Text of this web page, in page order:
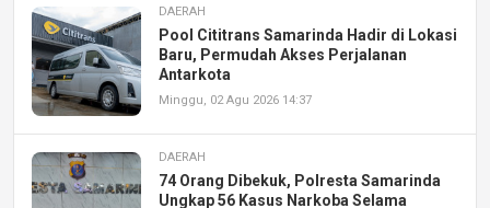
DAERAH
Pool Cititrans Samarinda Hadir di Lokasi
Baru, Permudah Akses Perjalanan
Antarkota
Minggu, 02 Agu 2026 14:37
DAERAH
74 Orang Dibekuk, Polresta Samarinda
Ungkap 56 Kasus Narkoba Selama